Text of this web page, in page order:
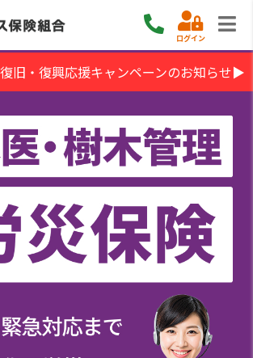
ログイン
旧・復興応援キャンペーンのお知らせ▶